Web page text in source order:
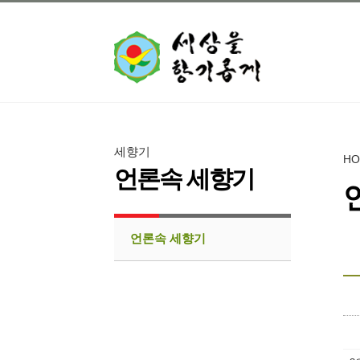
세향기
언론속 세향기
언론속 세향기